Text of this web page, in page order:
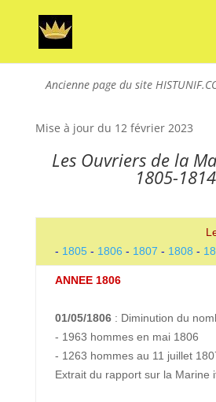
Ancienne page du site
Mise à jour du 12 février 2023
Les Ouvriers de la
1805-1814
- 1805 - 1806 - 1807 - 1808 -
ANNEE 1806
01/05/1806: Diminution du
- 1963 hommes en mai 1806
- 1263 hommes au 11 juillet
Extrait du rapport sur la Marine